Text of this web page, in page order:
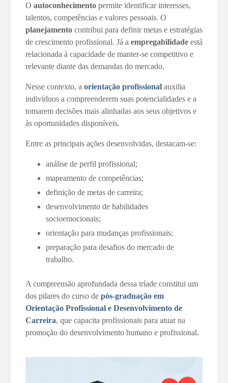
O autoconhecimento permite identificar interesses,
talentos, competências e valores pessoais. O
planejamento contribui para definir metas e estratégias
de crescimento profissional. Já a empregabilidade está
relacionada à capacidade de manter-se competitivo e
relevante diante das demandas do mercado.
Nesse contexto, a orientação profissional auxilia
indivíduos a compreenderem suas potencialidades e a
tomarem decisões mais alinhadas aos seus objetivos e
às oportunidades disponíveis.
Entre as principais ações desenvolvidas, destacam-se:
análise de perfil profissional;
mapeamento de competências;
definição de metas de carreira;
desenvolvimento de habilidades
socioemocionais;
orientação para mudanças profissionais;
preparação para desafios do mercado de
trabalho.
A compreensão aprofundada dessa tríade constitui um
dos pilares do curso de pós-graduação em
Orientação Profissional e Desenvolvimento de
Carreira, que capacita profissionais para atuar na
promoção do desenvolvimento humano e profissional.